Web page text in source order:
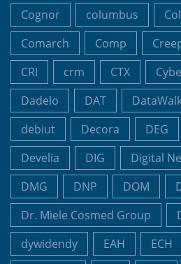
Cognor columbus
Comarch
Comp
CRI
crm CTX
Dadelo
DAT
debiut
Decora DEG
Develia
DIG Digital
DMG
DNP DOM
Dr. Miele Cosmed Group
dywidendy
EAH ECH